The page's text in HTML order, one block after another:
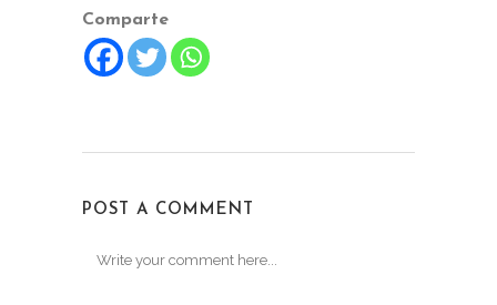
Comparte
POST A COMMENT